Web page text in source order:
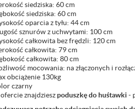
siedziska: 60 cm
siedziska: 60 cm
oparcia z tyłu: 44 cm
sznurów z uchwytami: 100 cm
całkowita bez frędzli: 120 cm
całkowita: 79 cm
całkowita: 80 cm
mocowania: na złączonych i
obciążenie 130kg
czarny
znajdziesz poduszkę do huśtawki -